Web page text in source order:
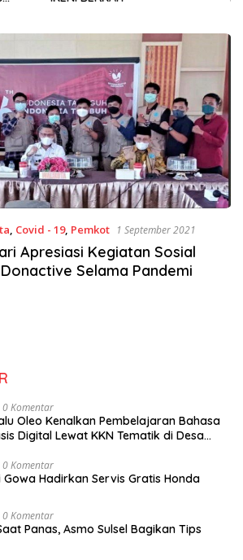
Covid - 19, Pemkot 1 September 2021
Apresiasi Kegiatan Sosial
Selama Pandemi
0 Komentar
Oleo Kenalkan Pembelajaran Bahasa
Digital Lewat KKN Tematik di Desa
0 Komentar
Gowa Hadirkan Servis Gratis Honda
0 Komentar
Panas, Asmo Sulsel Bagikan Tips